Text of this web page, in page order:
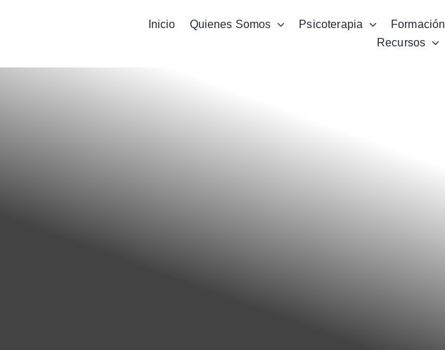
Inicio Quienes Somos Psicoterapia Formación
Recursos